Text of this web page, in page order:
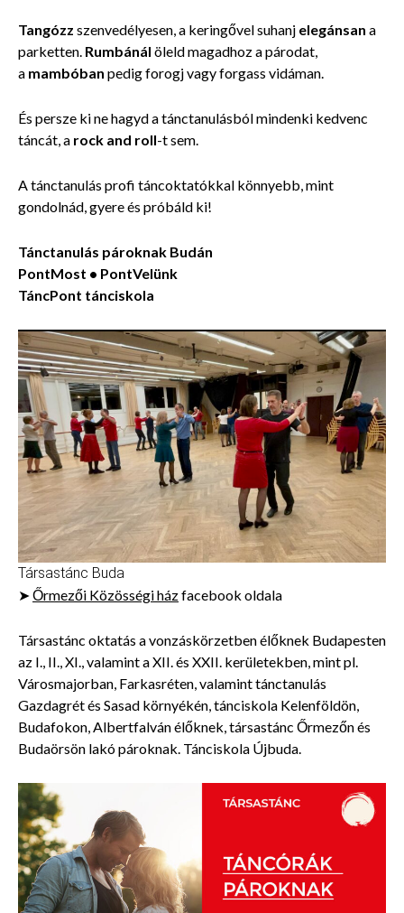
Tangózz szenvedélyesen, a keringővel suhanj elegánsan a
parketten. Rumbánál öleld magadhoz a párodat,
a mambóban pedig forogj vagy forgass vidáman.
És persze ki ne hagyd a tánctanulásból mindenki kedvenc
táncát, a rock and roll-t sem.
A tánctanulás profi táncoktatókkal könnyebb, mint
gondolnád, gyere és próbáld ki!
Tánctanulás pároknak Budán
PontMost • PontVelünk
TáncPont tánciskola
Társastánc Buda
➤Őrmezői Közösségi házfacebook oldala
Társastánc oktatás a vonzáskörzetben élőknek Budapesten
az I., II., XI., valamint a XII. és XXII. kerületekben, mint pl.
Városmajorban, Farkasréten, valamint tánctanulás
Gazdagrét és Sasad környékén, tánciskola Kelenföldön,
Budafokon, Albertfalván élőknek, társastánc Őrmezőn és
Budaörsön lakó pároknak. Tánciskola Újbuda.